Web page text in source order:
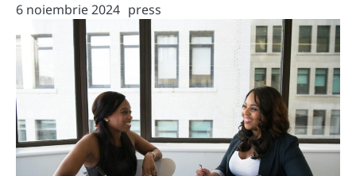
6 noiembrie 2024 press